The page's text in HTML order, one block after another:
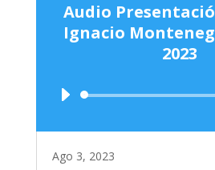
Audio
Ignacio
2023
de
Ago 3, 2023